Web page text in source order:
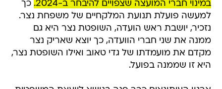
במינוי חברי המועצה שצפויים להיבחר ב-2024.
כך
למעשה פועלת תנועת המלקחיים של משפחת נצר.
נזכיר, יושבת ראש הועדה, השופטת נצר היא גם
ממנה את שני חברי הוועדה, כך יוצא שאריק נצר
מקדם את מועמדתו של גדי טאוב ואילו השופטת נצר,
היא זו שממנה בפועל.